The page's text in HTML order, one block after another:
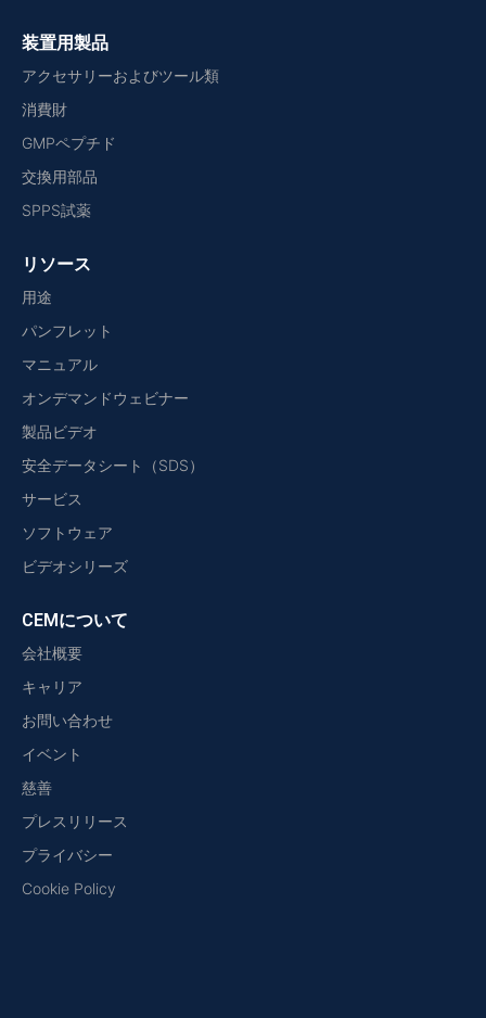
装置用製品
アクセサリーおよびツール類
消費財
GMPペプチド
交換用部品
SPPS試薬
リソース
用途
パンフレット
マニュアル
オンデマンドウェビナー
製品ビデオ
安全データシート（SDS）
サービス
ソフトウェア
ビデオシリーズ
CEMについて
会社概要
キャリア
お問い合わせ
イベント
慈善
プレスリリース
プライバシー
Cookie Policy